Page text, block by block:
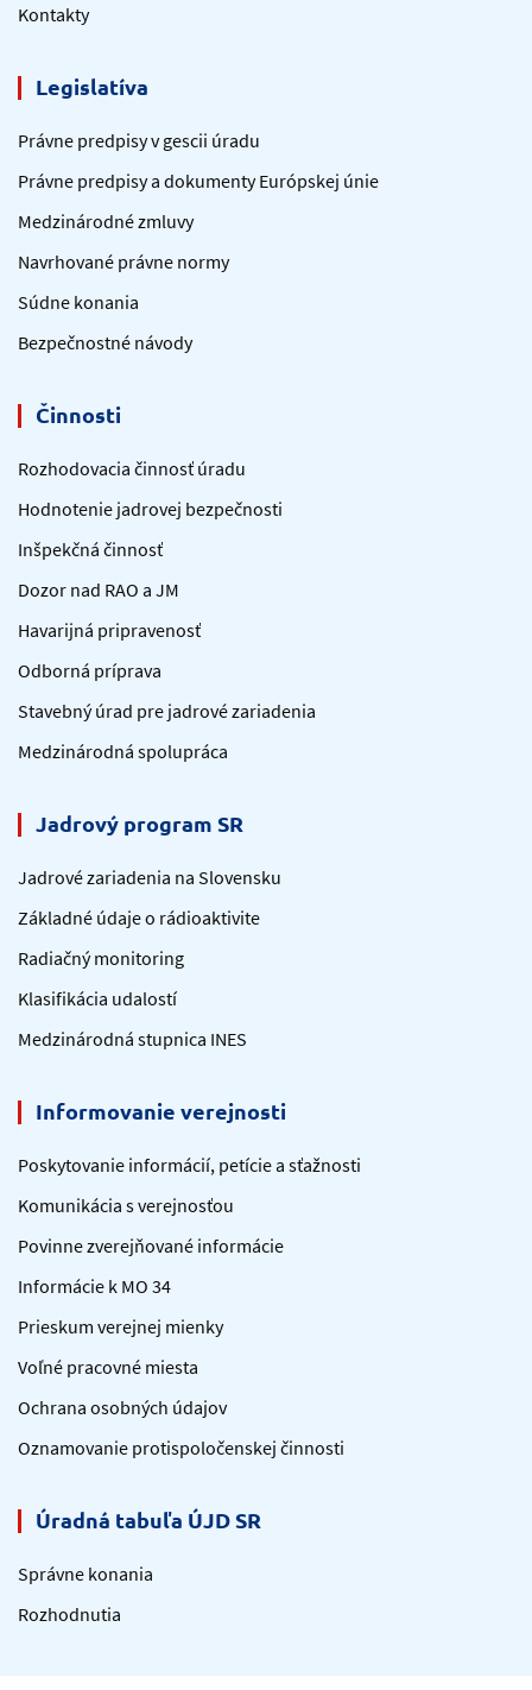
Kontakty
Legislatíva
Právne predpisy v gescii úradu
Právne predpisy a dokumenty Európskej únie
Medzinárodné zmluvy
Navrhované právne normy
Súdne konania
Bezpečnostné návody
Činnosti
Rozhodovacia činnosť úradu
Hodnotenie jadrovej bezpečnosti
Inšpekčná činnosť
Dozor nad RAO a JM
Havarijná pripravenosť
Odborná príprava
Stavebný úrad pre jadrové zariadenia
Medzinárodná spolupráca
Jadrový program SR
Jadrové zariadenia na Slovensku
Základné údaje o rádioaktivite
Radiačný monitoring
Klasifikácia udalostí
Medzinárodná stupnica INES
Informovanie verejnosti
Poskytovanie informácií, petície a sťažnosti
Komunikácia s verejnosťou
Povinne zverejňované informácie
Informácie k MO 34
Prieskum verejnej mienky
Voľné pracovné miesta
Ochrana osobných údajov
Oznamovanie protispoločenskej činnosti
Úradná tabuľa ÚJD SR
Správne konania
Rozhodnutia